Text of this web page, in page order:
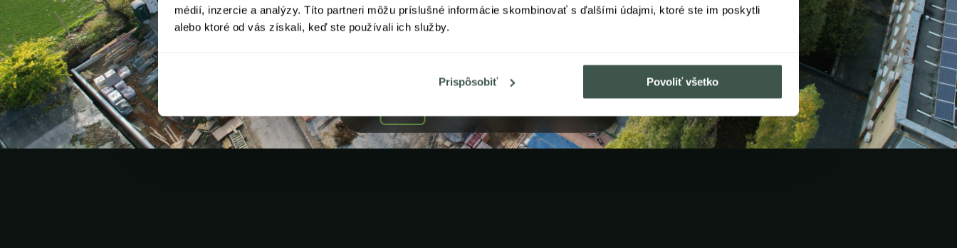
médií, inzercie a analýzy. Títo partneri môžu príslušné informácie skombinovať s ďalšími údajmi, ktoré ste im poskytli
alebo ktoré od vás získali, keď ste používali ich služby.
Prispôsobiť Povoliť všetko